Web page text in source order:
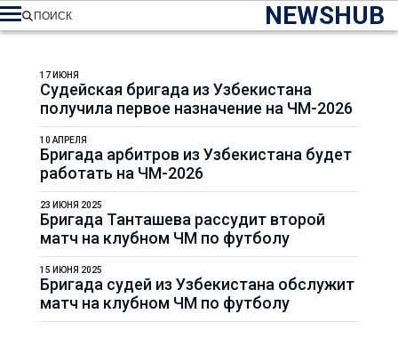
NEWSHUB
ПОИСК
Судейская бригада из Узбекистана
получила первое назначение на ЧМ-2026
17 ИЮНЯ
Бригада арбитров из Узбекистана будет
работать на ЧМ-2026
10 АПРЕЛЯ
Бригада Танташева рассудит второй
матч на клубном ЧМ по футболу
23 ИЮНЯ 2025
Бригада судей из Узбекистана обслужит
матч на клубном ЧМ по футболу
15 ИЮНЯ 2025